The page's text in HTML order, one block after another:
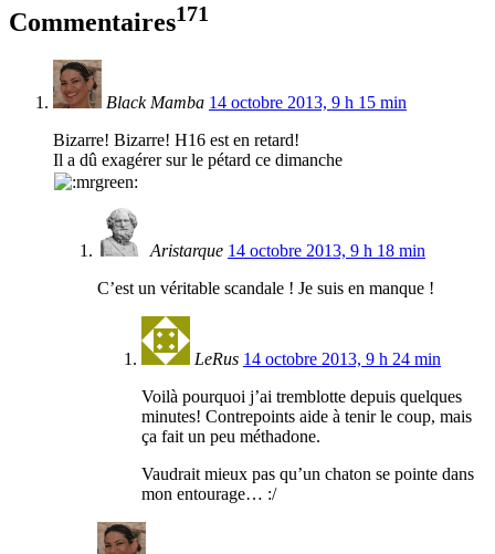
Commentaires171
Black Mamba 14 octobre 2013, 9 h 15 min
Bizarre! Bizarre! H16 est en retard!
Il a dû exagérer sur le pétard ce dimanche
Aristarque 14 octobre 2013, 9 h 18 min
C’est un véritable scandale ! Je suis en manque !
LeRus 14 octobre 2013, 9 h 24 min
Voilà pourquoi j’ai tremblotte depuis quelques
minutes! Contrepoints aide à tenir le coup, mais
ça fait un peu méthadone.
Vaudrait mieux pas qu’un chaton se pointe dans
mon entourage… :/